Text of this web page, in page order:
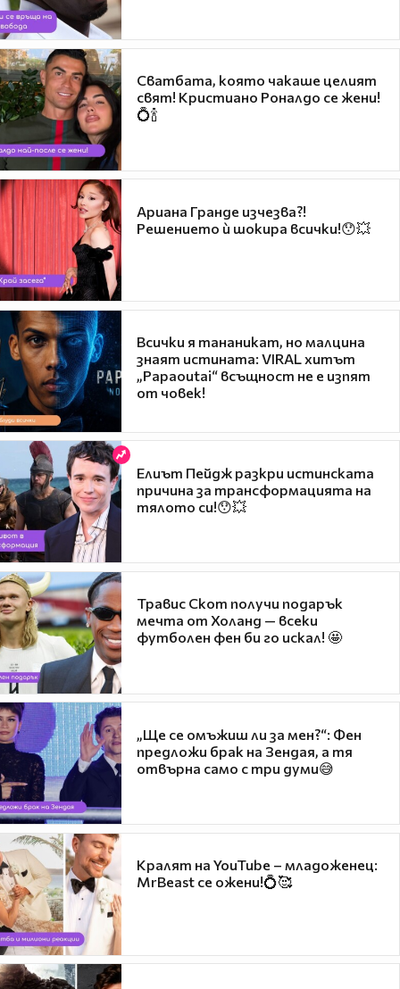
Сватбата, която чакаше целият
свят! Кристиано Роналдо се жени!
💍🍾
Ариана Гранде изчезва?!
Решението ѝ шокира всички!😯💥
Всички я тананикат, но малцина
знаят истината: VIRAL хитът
„Papaoutai“ всъщност не е изпят
от човек!
Елиът Пейдж разкри истинската
причина за трансформацията на
тялото си!😯💥
Травис Скот получи подарък
мечта от Холанд — всеки
футболен фен би го искал! 🤩
„Ще се омъжиш ли за мен?“: Фен
предложи брак на Зендая, а тя
отвърна само с три думи😅
Кралят на YouTube – младоженец:
MrBeast се ожени!💍🥰